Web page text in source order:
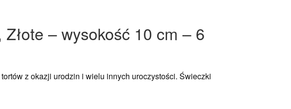
– wysokość 10 cm – 6
z okazji urodzin i wielu innych uroczystości. Świeczki